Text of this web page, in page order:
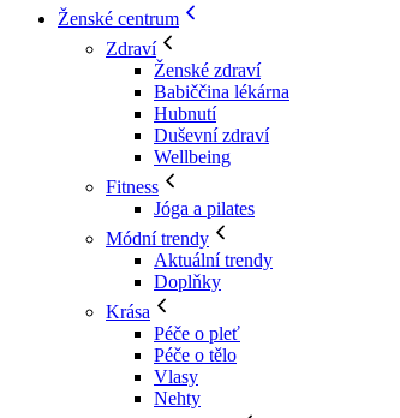
Ženské centrum
Zdraví
Ženské zdraví
Babiččina lékárna
Hubnutí
Duševní zdraví
Wellbeing
Fitness
Jóga a pilates
Módní trendy
Aktuální trendy
Doplňky
Krása
Péče o pleť
Péče o tělo
Vlasy
Nehty